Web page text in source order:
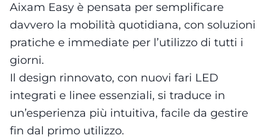
Aixam Easy è pensata per semplificare
davvero la mobilità quotidiana, con soluzioni
pratiche e immediate per l’utilizzo di tutti i
giorni.
Il design rinnovato, con nuovi fari LED
integrati e linee essenziali, si traduce in
un’esperienza più intuitiva, facile da gestire
fin dal primo utilizzo.